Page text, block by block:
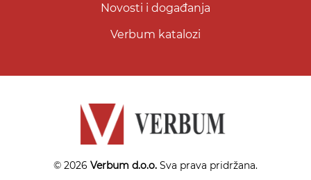
Novosti i događanja
Verbum katalozi
© 2026 Verbum d.o.o. Sva prava pridržana.